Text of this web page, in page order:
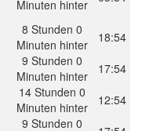
Minuten hinter
8 Stunden 0
Minuten hinter
18:54
9 Stunden 0
Minuten hinter
17:54
14 Stunden 0
Minuten hinter
12:54
9 Stunden 0